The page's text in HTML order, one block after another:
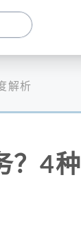
解析
？4种